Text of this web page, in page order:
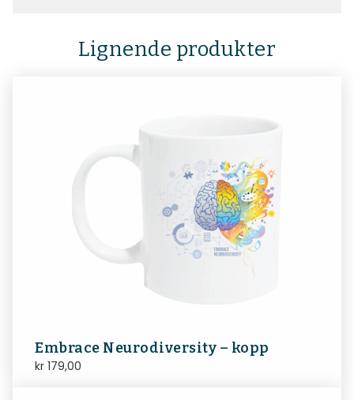
Lignende produkter
Embrace Neurodiversity – kopp
kr 179,00